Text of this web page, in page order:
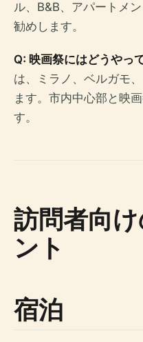
ル、B&B、アパートメ
勧めします。
Q: 映画祭にはどうやっ
は、ミラノ、ベルガモ
ます。市内中心部と映
す。
訪問者向
ント
宿泊